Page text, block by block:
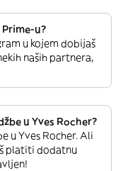
u?
u kojem dobijaš
naših partnera,
u Yves Rocher?
u Yves Rocher. Ali
platiti dodatnu